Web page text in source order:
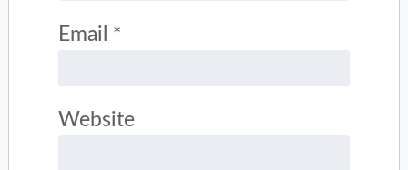
Email *
Website